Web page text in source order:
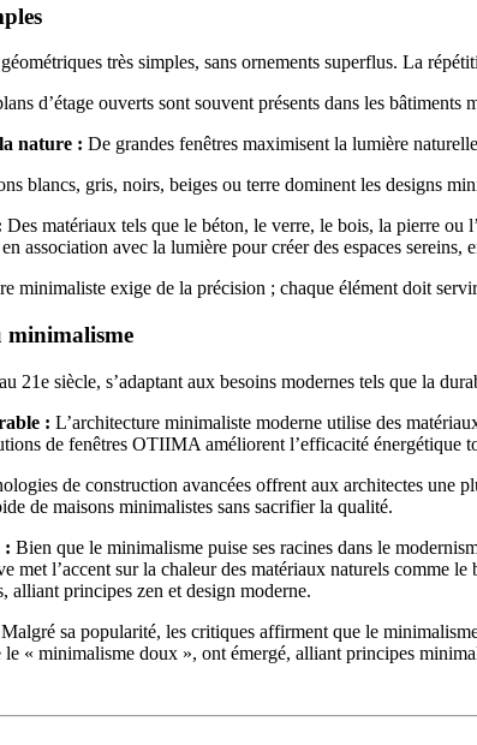
très simples, sans ornements superflus. La
d’étage ouverts sont souvent présents dans les
nature : De grandes fenêtres maximisent la lumière
blancs, gris, noirs, beiges ou terre dominent les designs
Des matériaux tels que le béton, le verre, le bois, la pierre ou
association avec la lumière pour créer des espaces sereins,
minimaliste exige de la précision ; chaque élément doit
minimalisme
21e siècle, s’adaptant aux besoins modernes tels que la
: L’architecture minimaliste moderne utilise des
de fenêtres OTIIMA améliorent l’efficacité énergétique
de construction avancées offrent aux architectes une
de maisons minimalistes sans sacrifier la qualité.
: Bien que le minimalisme puise ses racines dans le
met l’accent sur la chaleur des matériaux naturels comme
alliant principes zen et design moderne.
Malgré sa popularité, les critiques affirment que le
« minimalisme doux », ont émergé, alliant principes